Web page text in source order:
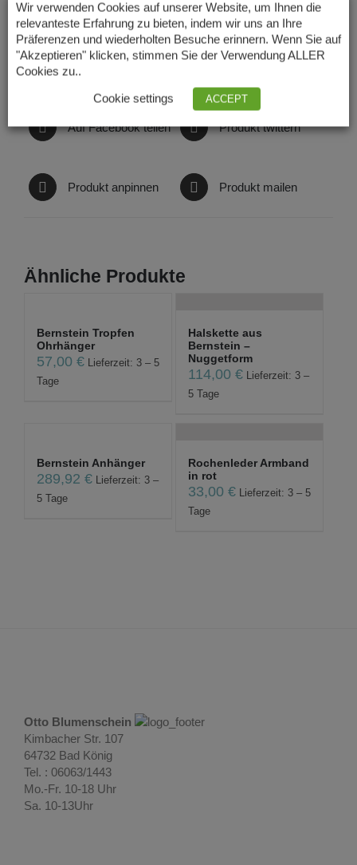
Qualität: AAA
Auf Facebook teilen Produkt twittern
Produkt anpinnen Produkt mailen
Ähnliche Produkte
Bernstein Tropfen
Ohrhänger
57,00 €
Lieferzeit: 3 – 5
Tage
Halskette aus
Bernstein –
Nuggetform
114,00€
Lieferzeit: 3 –
5 Tage
Bernstein Anhänger
289,92 €
Lieferzeit: 3 –
5 Tage
Rochenleder Armband
in rot
33,00€
Lieferzeit: 3 – 5
Tage
Otto Blumenschein
Kimbacher Str. 107
64732 Bad König
Tel. : 06063/1443
Mo.-Fr. 10-18 Uhr
Sa. 10-13Uhr
Wir verwenden Cookies auf unserer Website, um Ihnen die
relevanteste Erfahrung zu bieten, indem wir uns an Ihre
Präferenzen und wiederholten Besuche erinnern. Wenn Sie auf
"Akzeptieren" klicken, stimmen Sie der Verwendung ALLER
Cookies zu..
Cookie settings ACCEPT